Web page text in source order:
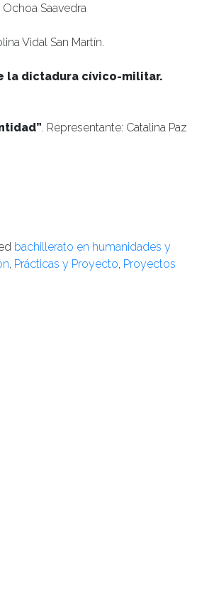
Saavedra
Vidal San Martín.
la dictadura cívico-militar.
. Representante: Catalina Paz
bachillerato en humanidades y
, Prácticas y Proyecto, Proyectos